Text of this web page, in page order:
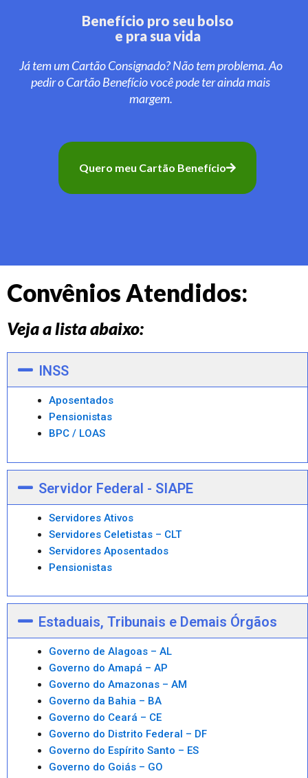
Benefício pro seu bolso
e pra sua vida
Já tem um Cartão Consignado? Não tem problema. Ao
pedir o Cartão Benefício você pode ter ainda mais
margem.
Quero meu Cartão Benefício
Convênios Atendidos:
Veja a lista abaixo:
INSS
Aposentados
Pensionistas
BPC / LOAS
Servidor Federal - SIAPE
Servidores Ativos
Servidores Celetistas – CLT
Servidores Aposentados
Pensionistas
Estaduais, Tribunais e Demais Órgãos
Governo de Alagoas – AL
Governo do Amapá – AP
Governo do Amazonas – AM
Governo da Bahia – BA
Governo do Ceará – CE
Governo do Distrito Federal – DF
Governo do Espírito Santo – ES
Governo do Goiás – GO